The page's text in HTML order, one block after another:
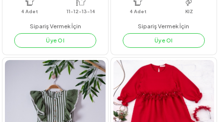
MAVİ YEŞİL PEMBE AÇIK BEJ
#23210
ÇAPRAZ NERVÜR GRS GÖMLEK
Adet 11-12-13-14
Sipariş Vermek İçin
#212062
ROME YAKALI ELBİSE
4Adet KIZ
Sipariş Vermek İçin